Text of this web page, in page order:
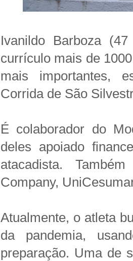
Ivanildo Barboza
currículo mais de
mais importantes,
Corrida de São
É colaborador do
deles apoiado
atacadista.
Company,
Atualmente, o atleta
da pandemia,
preparação. Uma de